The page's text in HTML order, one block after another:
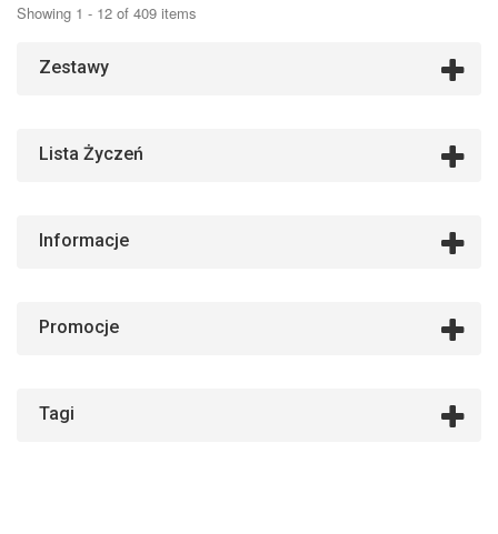
Showing 1 - 12 of 409 items
Zestawy
Lista Życzeń
Informacje
Promocje
Tagi